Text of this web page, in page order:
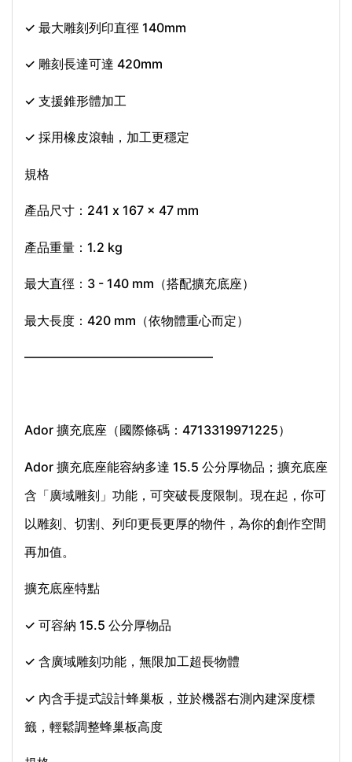
✓ 最大雕刻列印直徑 140mm
✓ 雕刻長達可達 420mm
✓ 支援錐形體加工
✓ 採用橡皮滾軸，加工更穩定
規格
產品尺寸：241 x 167 x 47 mm
產品重量：1.2 kg
最大直徑：3 - 140 mm（搭配擴充底座）
最大長度：420 mm（依物體重心而定）
———————————————
Ador 擴充底座（國際條碼：4713319971225）
Ador 擴充底座能容納多達 15.5 公分厚物品；擴充底座
含「廣域雕刻」功能，可突破長度限制。現在起，你可
以雕刻、切割、列印更長更厚的物件，為你的創作空間
再加值。
擴充底座特點
✓ 可容納 15.5 公分厚物品
✓ 含廣域雕刻功能，無限加工超長物體
✓ 內含手提式設計蜂巢板，並於機器右測內建深度標
籤，輕鬆調整蜂巢板高度